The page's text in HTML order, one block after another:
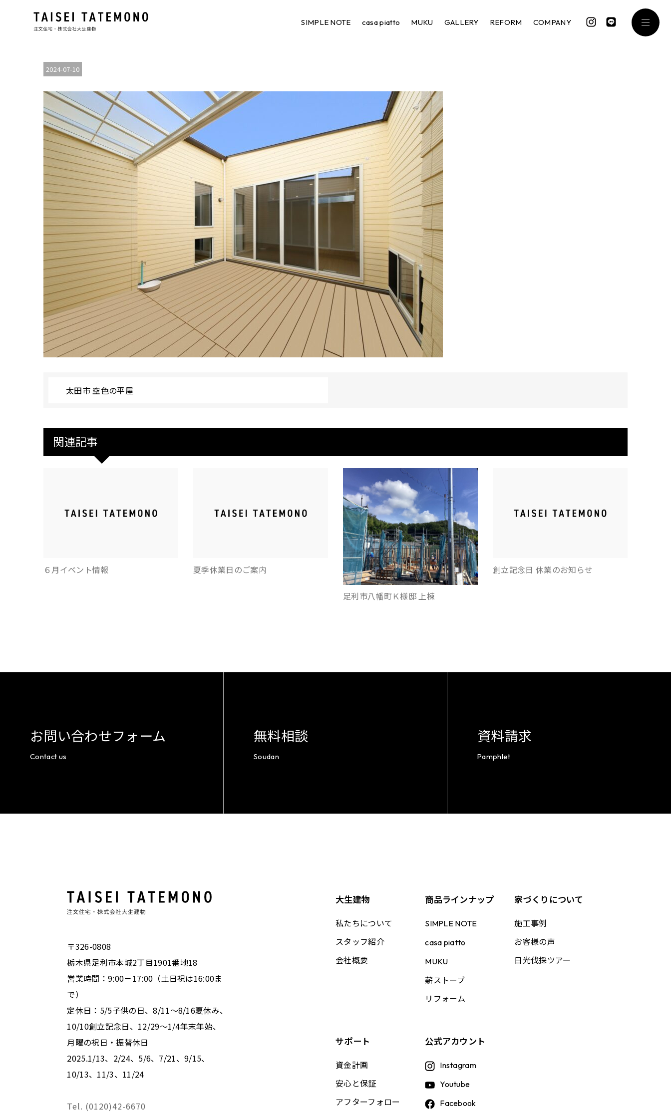
SIMPLE NOTE casa piatto MUKU GALLERY REFORM COMPANY
2024-07-10
太田市 空色の平屋
関連記事
６月イベント情報 夏季休業日のご案内
足利市八幡町Ｋ様邸 上棟
創立記念日 休業のお知らせ
お問い合わせフォーム
Contact us
無料相談
Soudan
資料請求
Pamphlet
〒326-0808
栃木県足利市本城2丁目1901番地18
営業時間：9:00－17:00（土日祝は16:00ま
で）
定休日：5/5子供の日、8/11～8/16夏休み、
10/10創立記念日、12/29～1/4年末年始、
月曜の祝日・振替休日
2025.1/13、2/24、5/6、7/21、9/15、
10/13、11/3、11/24
Tel. (0120)42-6670
大生建物
私たちについて
スタッフ紹介
会社概要
商品ラインナップ
SIMPLE NOTE
casa piatto
MUKU
薪ストーブ
リフォーム
家づくりについて
施工事例
お客様の声
日光伐採ツアー
サポート
資金計画
安心と保証
アフターフォロー
公式アカウント
Instagram
Youtube
Facebook